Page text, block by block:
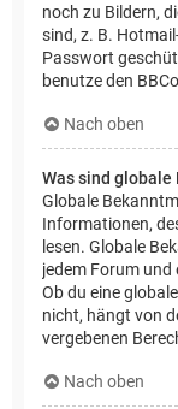
noch zu Bildern,
sind, z. B.
Passwort
benutze den
Nach oben
Was sind globale
Globale
Informationen,
lesen. Globale
jedem Forum und
Ob du eine
nicht, hängt von
vergebenen
Nach oben